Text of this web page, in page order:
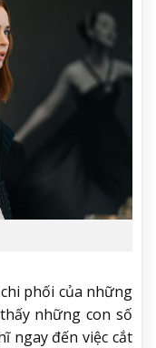
phối của những
những con số
ngay đến việc cắt